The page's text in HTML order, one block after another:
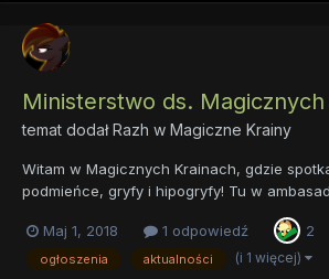
Ministerstwo ds. Magicznych
temat dodałRazh w Magiczne Krainy
Witam w Magicznych Krainach, gdzie
podmieńce, gryfy i hipogryfy! Tu w
opiekun zajmę się wymienionymi wyżej
coraz większego znaczenia w Equestrii,...
Maj 1, 2018 1 odpowiedź 2
ogłoszenia aktualności (i 1 więcej)